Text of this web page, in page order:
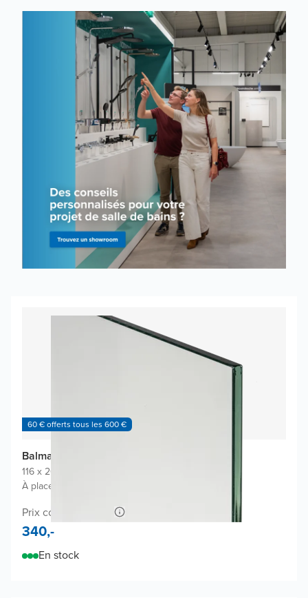
60 € offerts tous les 600 €
Balmani Modular paroi de douche
116 x 200 cm
À placer à gauche ou à droite
Prix conseillé 660,-
340,-
En stock